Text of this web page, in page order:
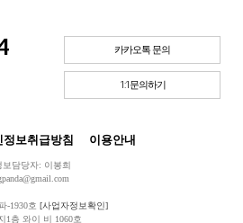
카카오톡 문의
1:1문의하기
정보취급방침 이용안내
담당자: 이봉희
-1930호 [사업자정보확인]
1층 와이 비 1060호